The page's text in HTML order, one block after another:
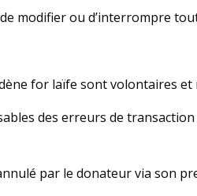
modifier ou d’interrompre
for laïfe sont volontaires
des erreurs de
par le donateur via son